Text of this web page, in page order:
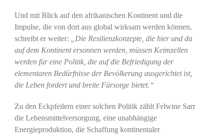
Und mit Blick auf den afrikanischen Kontinent und die
Impulse, die von dort aus global wirksam werden können,
schreibt er weiter:
„Die Resilienzkonzepte, die hier und da
auf dem Kontinent ersonnen werden, müssen Keimzellen
werden für eine Politik, die auf die Befriedigung der
elementaren Bedürfnisse der Bevölkerung ausgerichtet ist,
die Leben fordert und breite Fürsorge bietet.“
Zu den Eckpfeilern einer solchen Politik zählt Felwine Sarr
die Lebensmittelversorgung, eine unabhängige
Energieproduktion, die Schaffung kontinentaler